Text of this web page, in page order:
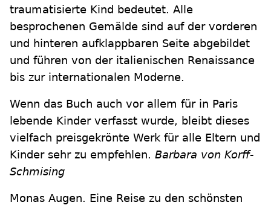
traumatisierte Kind bedeutet. Alle
besprochenen Gemälde sind auf der vorderen
und hinteren aufklappbaren Seite abgebildet
und führen von der italienischen Renaissance
bis zur internationalen Moderne.
Wenn das Buch auch vor allem für in Paris
lebende Kinder verfasst wurde, bleibt dieses
vielfach preisgekrönte Werk für alle Eltern und
Kinder sehr zu empfehlen. Barbara von Korff-
Schmising
Monas Augen. Eine Reise zu den schönsten